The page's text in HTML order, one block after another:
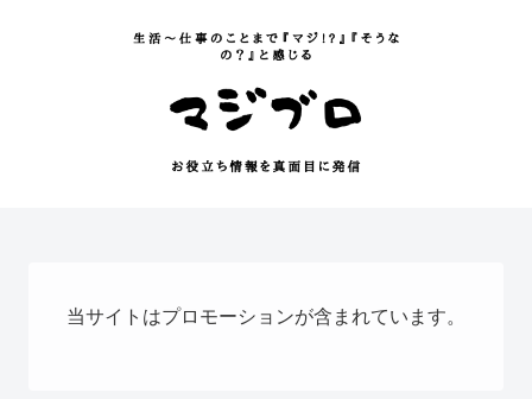
当サイトはプロモーションが含まれています。